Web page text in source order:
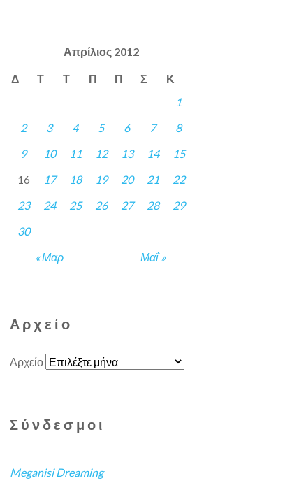
Απρίλιος 2012
Δ Τ Τ Π Π Σ Κ
« Μαρ Μαΐ »
1
2
3 4 5 6 7
8
9
10 11 12 13 14
15
16
17 18 19 20 21
22
23
24 25 26 27 28
29
30
Αρχείο
Αρχείο
Σύνδεσμοι
Meganisi Dreaming